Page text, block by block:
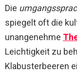
Die
spiegelt oft die
unangenehme
Leichtigkeit zu
Klabusterbeeren